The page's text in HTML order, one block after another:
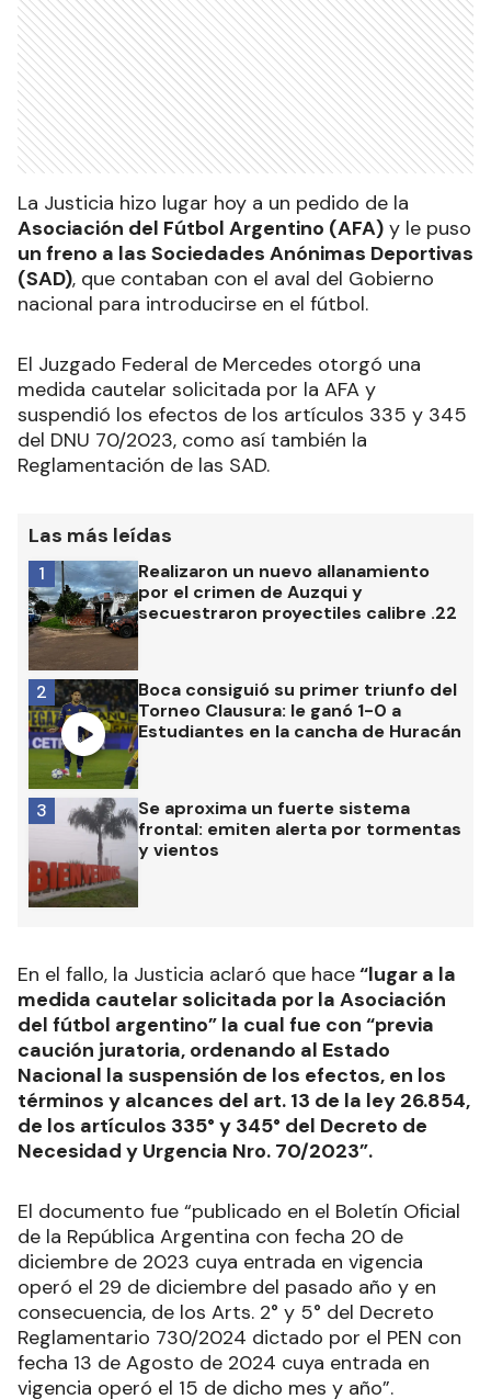
La Justicia hizo lugar hoy a un pedido de la
Asociación del Fútbol Argentino (AFA) y le puso
un freno a las Sociedades Anónimas Deportivas
(SAD), que contaban con el aval del Gobierno
nacional para introducirse en el fútbol.
El Juzgado Federal de Mercedes otorgó una
medida cautelar solicitada por la AFA y
suspendió los efectos de los artículos 335 y 345
del DNU 70/2023, como así también la
Reglamentación de las SAD.
Las más leídas
Realizaron un nuevo allanamiento
por el crimen de Auzqui y
secuestraron proyectiles calibre .22
1
Boca consiguió su primer triunfo del
Torneo Clausura: le ganó 1-0 a
Estudiantes en la cancha de Huracán
2
Se aproxima un fuerte sistema
frontal: emiten alerta por tormentas
y vientos
3
En el fallo, la Justicia aclaró que hace“lugar a la
medida cautelar solicitada por la Asociación
del fútbol argentino” la cual fue con “previa
caución juratoria, ordenando al Estado
Nacional la suspensión de los efectos, en los
términos y alcances del art. 13 de la ley 26.854,
de los artículos 335° y 345° del Decreto de
Necesidad y Urgencia Nro. 70/2023”.
El documento fue “publicado en el Boletín Oficial
de la República Argentina con fecha 20 de
diciembre de 2023 cuya entrada en vigencia
operó el 29 de diciembre del pasado año y en
consecuencia, de los Arts. 2° y 5° del Decreto
Reglamentario 730/2024 dictado por el PEN con
fecha 13 de Agosto de 2024 cuya entrada en
vigencia operó el 15 de dicho mes y año”.